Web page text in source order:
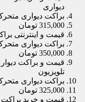
دیواری
براکت دیواری
315,000 تومان
قیمت و اینترنتی
براکت دیواری
350,000 تومان
قیمت و براکت
تلویزیون
براکت دیواری
325,000 تومان